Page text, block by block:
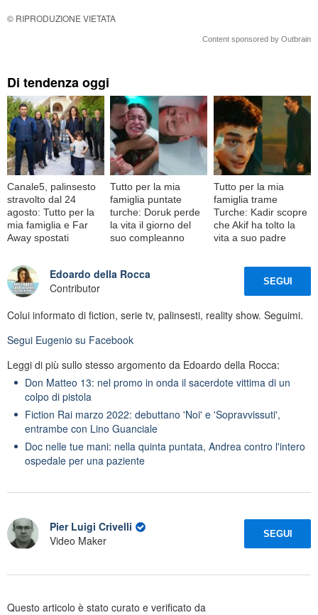
© RIPRODUZIONE VIETATA
Content sponsored by Outbrain
Di tendenza oggi
Canale5, palinsesto
stravolto dal 24
agosto: Tutto per la
mia famiglia e Far
Away spostati
Tutto per la mia
famiglia puntate
turche: Doruk perde
la vita il giorno del
suo compleanno
Tutto per la mia
famiglia trame
Turche: Kadir scopre
che Akif ha tolto la
vita a suo padre
Edoardo della Rocca
Contributor
SEGUI
Colui informato di fiction, serie tv, palinsesti, reality show. Seguimi.
Segui Eugenio su Facebook
Leggi di più sullo stesso argomento da Edoardo della Rocca:
Don Matteo 13: nel promo in onda il sacerdote vittima di un
colpo di pistola
Fiction Rai marzo 2022: debuttano 'Noi' e 'Sopravvissuti',
entrambe con Lino Guanciale
Doc nelle tue mani: nella quinta puntata, Andrea contro l'intero
ospedale per una paziente
Pier Luigi Crivelli
Video Maker
SEGUI
Questo articolo è stato curato e verificato da